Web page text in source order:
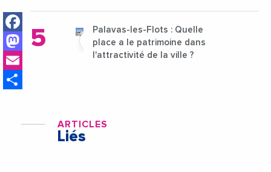
Facebook
Mastodon
Palavas-les-Flots : Quelle
place a le patrimoine dans
l'attractivité de la ville ?
ARTICLES
Liés